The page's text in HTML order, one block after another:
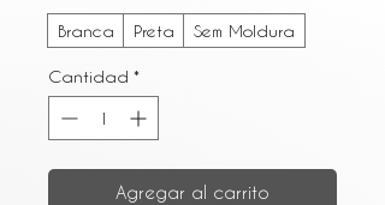
Branca Preta Sem Moldura
Cantidad *
Agregar al carrito